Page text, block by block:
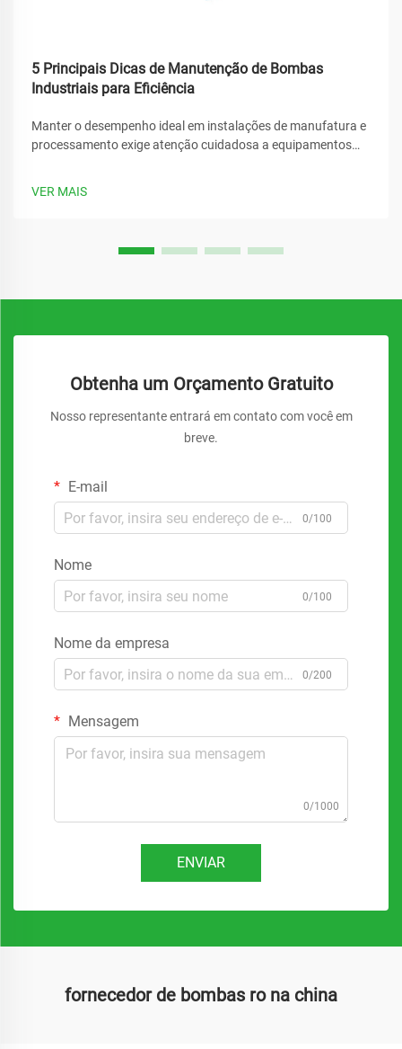
5 Principais Dicas de Manutenção de Bombas
Industriais para Eficiência
Manter o desempenho ideal em instalações de manufatura e
processamento exige atenção cuidadosa a equipamentos
VER MAIS
Obtenha um Orçamento Gratuito
Nosso representante entrará em contato com você em
breve.
E-mail
0/100
Nome
0/100
Nome da empresa
0/200
Mensagem
0/1000
ENVIAR
fornecedor de bombas ro na china